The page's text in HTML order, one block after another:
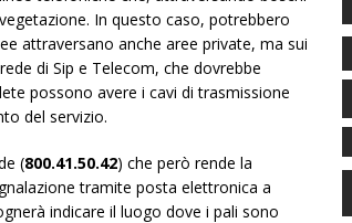
In questo caso, potrebbero
attraversano anche aree private, ma sui
di Sip e Telecom, che dovrebbe
possono avere i cavi di trasmissione
del servizio.
(800.41.50.42) che però rende la
tramite posta elettronica a
indicare il luogo dove i pali sono